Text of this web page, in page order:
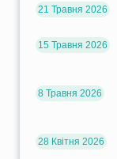
21 Травня 2026
15 Травня 2026
8 Травня 2026
28 Квітня 2026